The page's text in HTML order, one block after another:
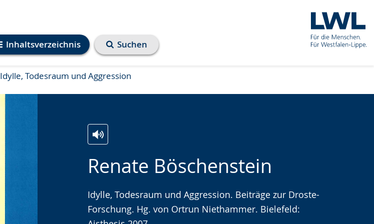
Inhaltsverzeichnis Suchen
Idylle, Todesraum und Aggression
Renate Böschenstein
Idylle, Todesraum und Aggression. Beiträge zur Droste-
Forschung. Hg. von Ortrun Niethammer. Bielefeld:
Leichten
wechseln.
Audio-
Video
Deutscher
Gebärdensprache